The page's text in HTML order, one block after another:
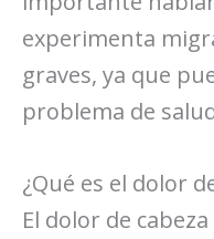
experimenta
graves, ya que
problema de
¿Qué es el dolor
El dolor de